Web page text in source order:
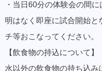
・当日60分の体験会の間
明はなく即座に試合開始と
チ等おこなってください。
【飲食物の持込について】
水以外の飲食物の持ち込